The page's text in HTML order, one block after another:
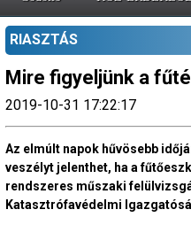
RIASZTÁS
Mire figyeljünk a
2019-10-31 17:22:17
Az elmúlt napok hűvösebb
veszélyt jelenthet, ha a
rendszeres műszaki
Katasztrófavédelmi